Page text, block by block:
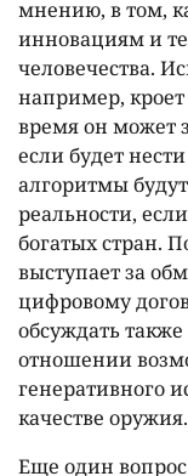
мнению, в том,
инновациям и
человечества.
например,
время он может
если будет
алгоритмы
реальности,
богатых стран.
выступает за
цифровому
обсуждать
отношении
генеративного
качестве оружия.
Еще один